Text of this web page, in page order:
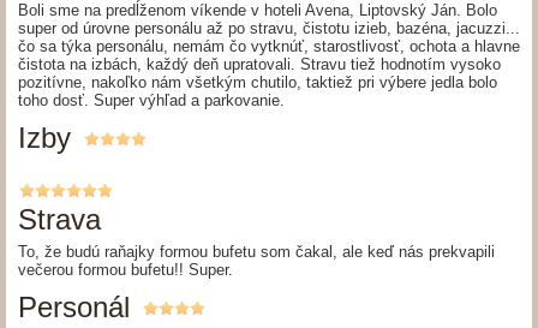
Boli sme na predĺženom víkende v hoteli Avena, Liptovský Ján. Bolo
super od úrovne personálu až po stravu, čistotu izieb, bazéna, jacuzzi...
čo sa týka personálu, nemám čo vytknúť, starostlivosť, ochota a hlavne
čistota na izbách, každý deň upratovali. Stravu tiež hodnotím vysoko
pozitívne, nakoľko nám všetkým chutilo, taktiež pri výbere jedla bolo
toho dosť. Super výhľad a parkovanie.
Izby
Strava
To, že budú raňajky formou bufetu som čakal, ale keď nás prekvapili
večerou formou bufetu!! Super.
Personál